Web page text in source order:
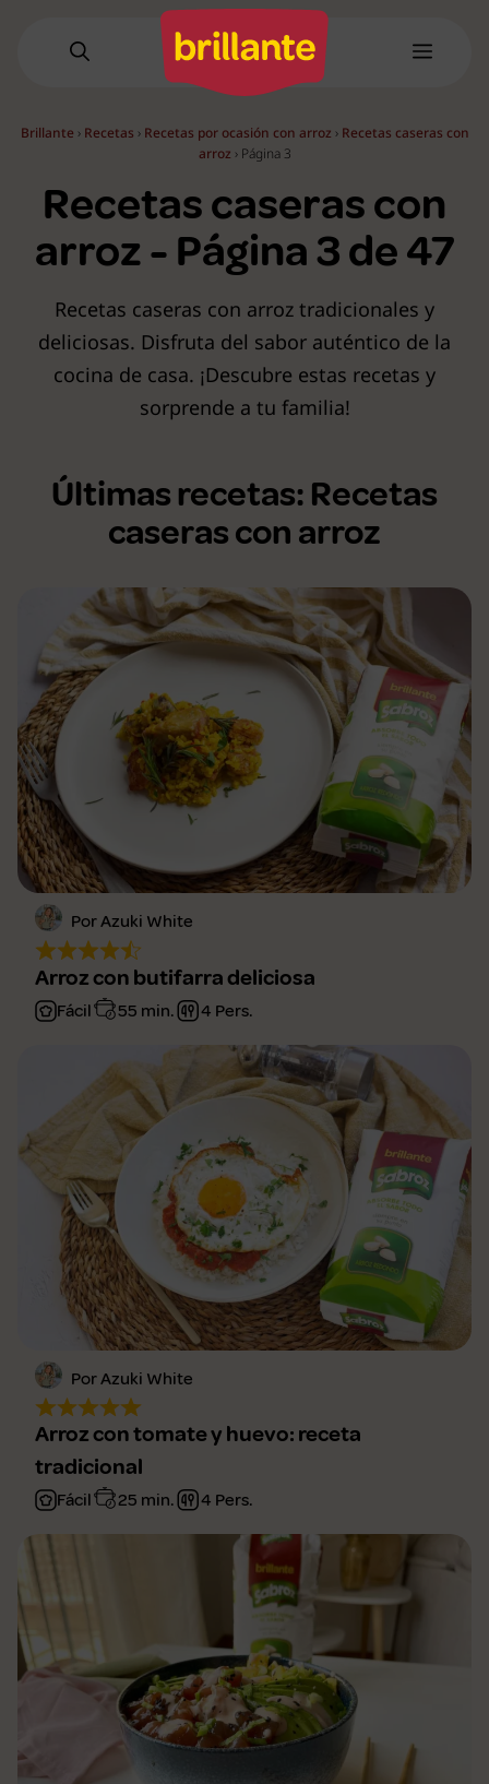
Menú
Brillante › Recetas › Recetas por ocasión con arroz › Recetas caseras con
arroz › Página 3
Recetas caseras con
arroz - Página 3 de 47
Recetas caseras con arroz tradicionales y
deliciosas. Disfruta del sabor auténtico de la
cocina de casa. ¡Descubre estas recetas y
sorprende a tu familia!
Últimas recetas: Recetas
caseras con arroz
Por Azuki White
Arroz con butifarra deliciosa
Fácil 55 min. 4 Pers.
Por Azuki White
Arroz con tomate y huevo: receta
tradicional
Fácil 25 min. 4 Pers.